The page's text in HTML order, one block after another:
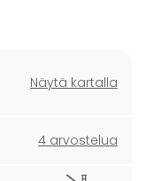
Näytä kartalla
4 arvostelua